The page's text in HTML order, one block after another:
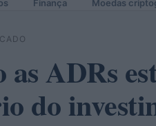
Finança Moedas
as ADRs
do